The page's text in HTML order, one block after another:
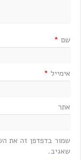
שם *
אימייל *
אתר
שמור בדפדפן זה את
שאגיב.